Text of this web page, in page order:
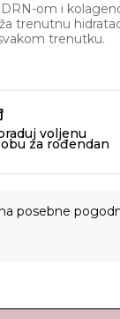
om i
trenutnu
trenutku.
voljenu
za rođendan
posebne